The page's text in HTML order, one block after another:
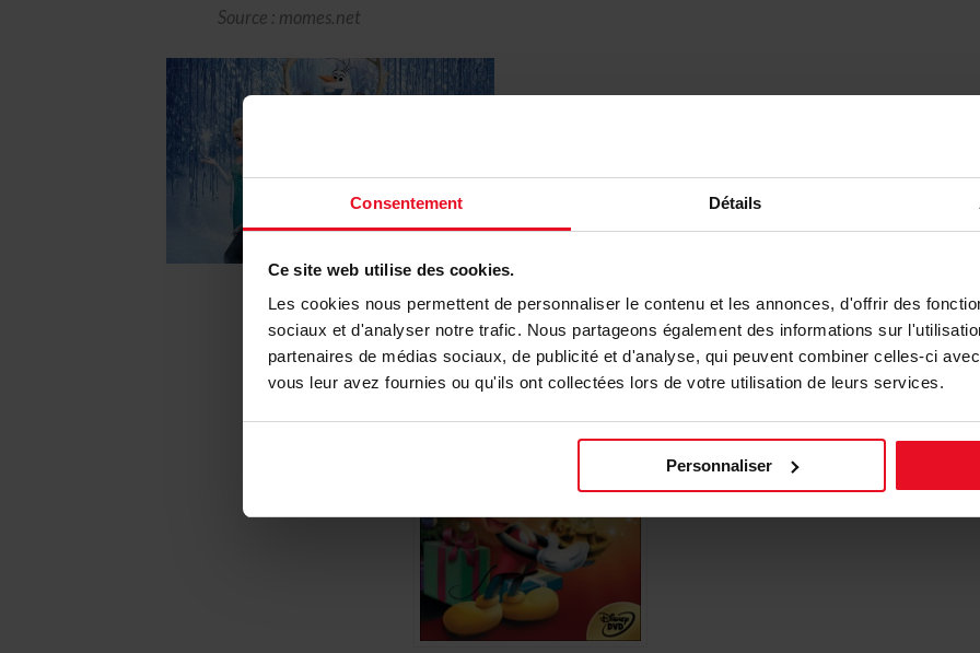
Consentement Détails
Ce site web utilise des cookies.
Les cookies nous permettent de personnaliser le contenu et les annonces, d'offrir des
sociaux et d'analyser notre trafic. Nous partageons également des informations sur
partenaires de médias sociaux, de publicité et d'analyse, qui peuvent combiner celles-ci
vous leur avez fournies ou qu'ils ont collectées lors de votre utilisation de leurs services.
Personnaliser
Source : momes.net